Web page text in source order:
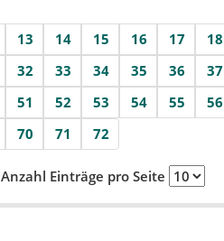
13 14 15 16 17 18
32 33 34 35 36 37
51 52 53 54 55 56
70 71 72
Anzahl Einträge pro Seite